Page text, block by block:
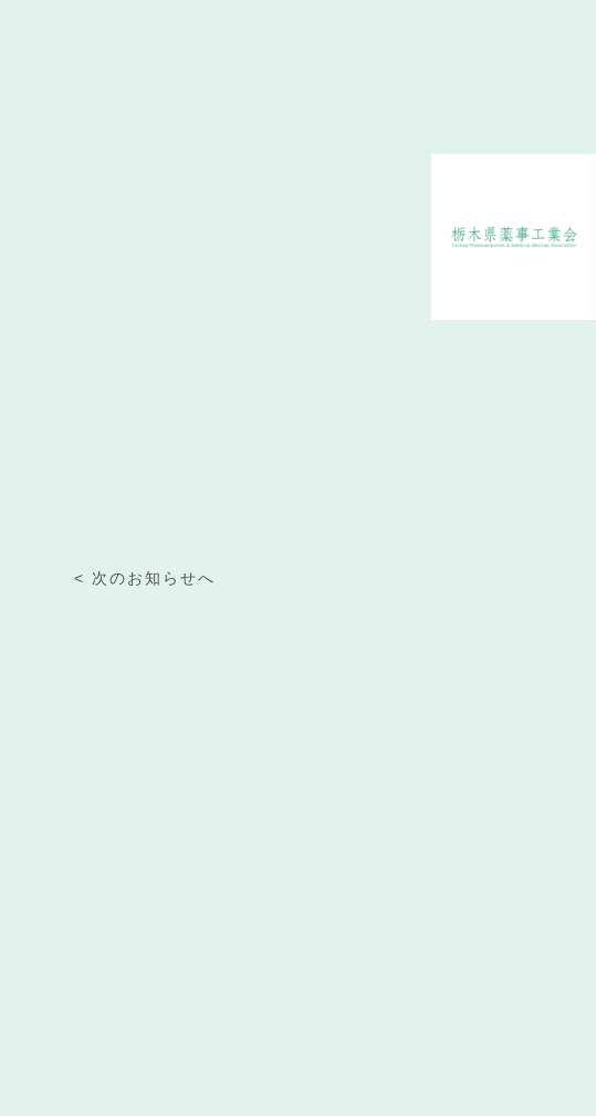
< 次のお知らせへ